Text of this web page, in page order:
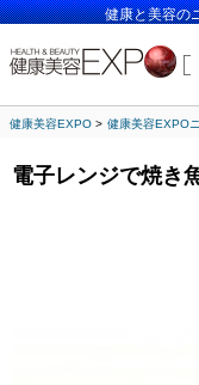
健康と美容の
健康美容EXPO 健康美容EXPO
電子レンジで焼き